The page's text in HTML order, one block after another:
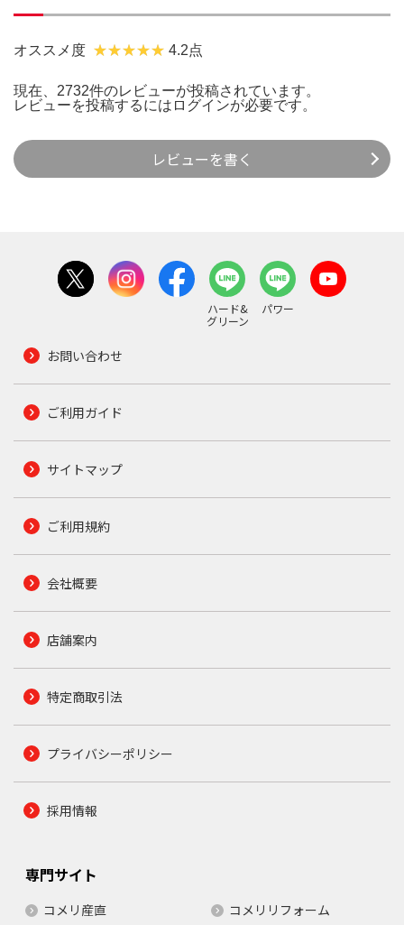
オススメ度 4.2点
現在、2732件のレビューが投稿されています。
レビューを投稿するには ログインが必要です。
レビューを書く
ハード&
グリーン
パワー
お問い合わせ
ご利用ガイド
サイトマップ
ご利用規約
会社概要
店舗案内
特定商取引法
プライバシーポリシー
採用情報
専門サイト
コメリ産直 コメリリフォーム